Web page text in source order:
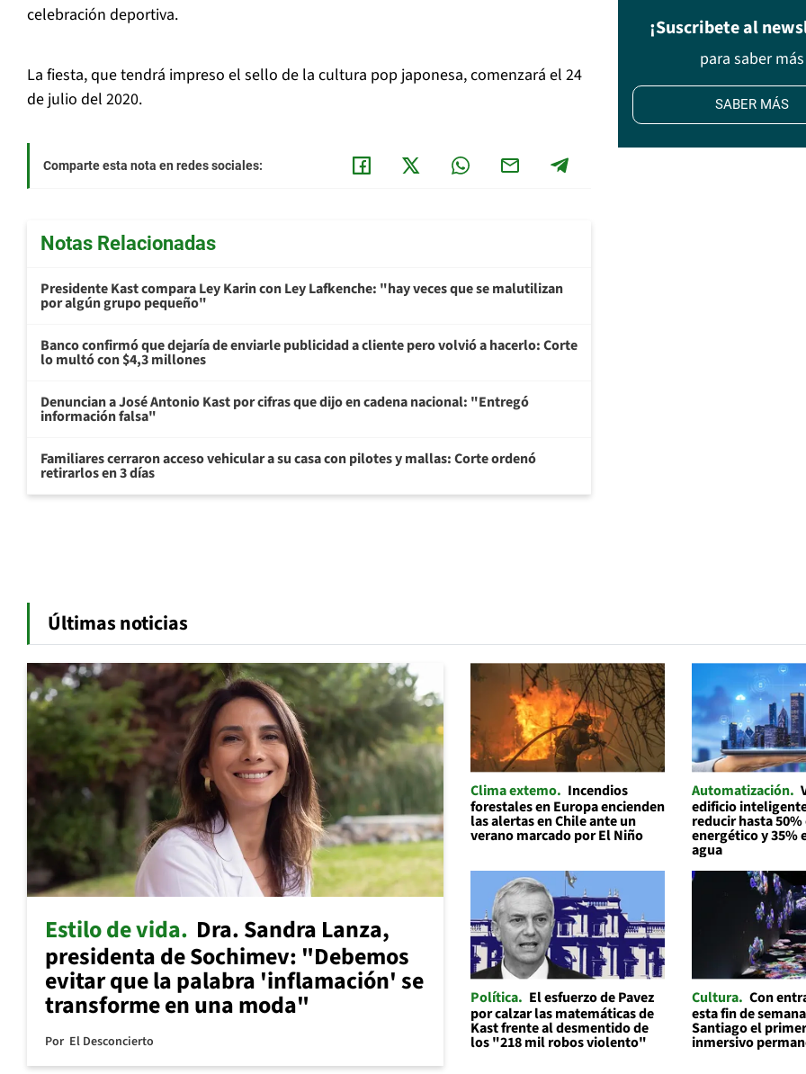
celebración deportiva.
La fiesta, que tendrá impreso el sello de la cultura pop japonesa, comenzará el 24
de julio del 2020.
Comparte esta nota en redes sociales:
Notas Relacionadas
Presidente Kast compara Ley Karin con Ley Lafkenche: "hay veces que se malutilizan
por algún grupo pequeño"
Banco confirmó que dejaría de enviarle publicidad a cliente pero volvió a hacerlo: Corte
lo multó con $4,3 millones
Denuncian a José Antonio Kast por cifras que dijo en cadena nacional: "Entregó
información falsa"
Familiares cerraron acceso vehicular a su casa con pilotes y mallas: Corte ordenó
retirarlos en 3 días
¡Suscribete al
para saber más
SABER MÁS
Últimas noticias
Estilo de vida Dra. Sandra Lanza,
presidenta de Sochimev: "Debemos
evitar que la palabra 'inflamación' se
transforme en una moda"
Por El Desconcierto
Clima extemo
Incendios
forestales en Europa encienden
las alertas en Chile ante un
verano marcado por El Niño
Automatización
edificio
reducir hasta
energético y 35%
agua
Política
El esfuerzo de Pavez
por calzar las matemáticas de
Kast frente al desmentido de
los "218 mil robos violento"
Cultura Con
esta fin de
Santiago el
inmersivo